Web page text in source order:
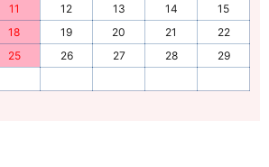
業について
11 12 13 14
15
18 19 20 21
22
25 26 27 28
29